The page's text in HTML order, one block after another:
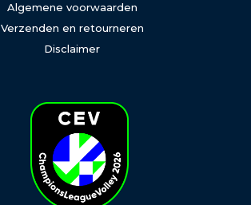
Algemene voorwaarden
Verzenden en retourneren
Disclaimer